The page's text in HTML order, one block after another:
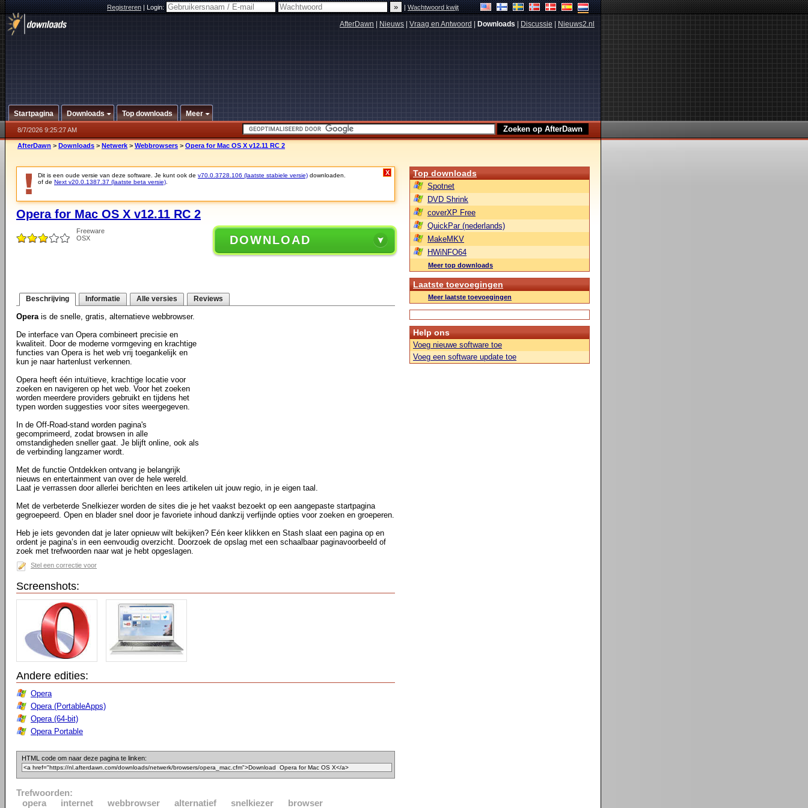
Registreren|Login: |Wachtwoord kwijt
AfterDawn Nieuws Vraag en Antwoord Downloads Discussie Nieuws2.nl
Startpagina Downloads Top downloads Meer
8/7/2026 9:25:27 AM
AfterDawn > Downloads > Netwerk > Webbrowsers > Opera for Mac OS X v12.11 RC 2
Dit is een oude versie van deze software. Je kunt ook de v70.0.3728.106 (laatste stabiele versie) downloaden.
of de Next v20.0.1387.37 (laatste beta versie)
X
Opera for Mac OS X v12.11 RC 2
Freeware
OSX
DOWNLOAD
Beschrijving Informatie Alle versies Reviews
Operais de snelle, gratis, alternatieve webbrowser.
De interface van Opera combineert precisie en
kwaliteit. Door de moderne vormgeving en krachtige
functies van Opera is het web vrij toegankelijk en
kun je naar hartenlust verkennen.
Opera heeft één intuïtieve, krachtige locatie voor
zoeken en navigeren op het web. Voor het zoeken
worden meerdere providers gebruikt en tijdens het
typen worden suggesties voor sites weergegeven.
In de Off-Road-stand worden pagina's
gecomprimeerd, zodat browsen in alle
omstandigheden sneller gaat. Je blijft online, ook als
de verbinding langzamer wordt.
Met de functie Ontdekken ontvang je belangrijk
nieuws en entertainment van over de hele wereld.
Laat je verrassen door allerlei berichten en lees artikelen uit jouw regio, in je eigen taal.
Met de verbeterde Snelkiezer worden de sites die je het vaakst bezoekt op een aangepaste startpagina
gegroepeerd. Open en blader snel door je favoriete inhoud dankzij verfijnde opties voor zoeken en groeperen.
Heb je iets gevonden dat je later opnieuw wilt bekijken? Eén keer klikken en Stash slaat een pagina op en
ordent je pagina’s in een eenvoudig overzicht. Doorzoek de opslag met een schaalbaar paginavoorbeeld of
zoek met trefwoorden naar wat je hebt opgeslagen.
Stel een correctie voor
Screenshots:
Andere edities:
Opera
Opera (PortableApps)
Opera (64-bit)
Opera Portable
HTML code om naar deze pagina te linken:
Trefwoorden:
opera
internet webbrowser alternatief snelkiezer browser
Top downloads
Spotnet
DVD Shrink
coverXP Free
QuickPar (nederlands)
MakeMKV
HWiNFO64
Meer top downloads
Laatste toevoegingen
Meer laatste toevoegingen
Help ons
Voeg nieuwe software toe
Voeg een software update toe